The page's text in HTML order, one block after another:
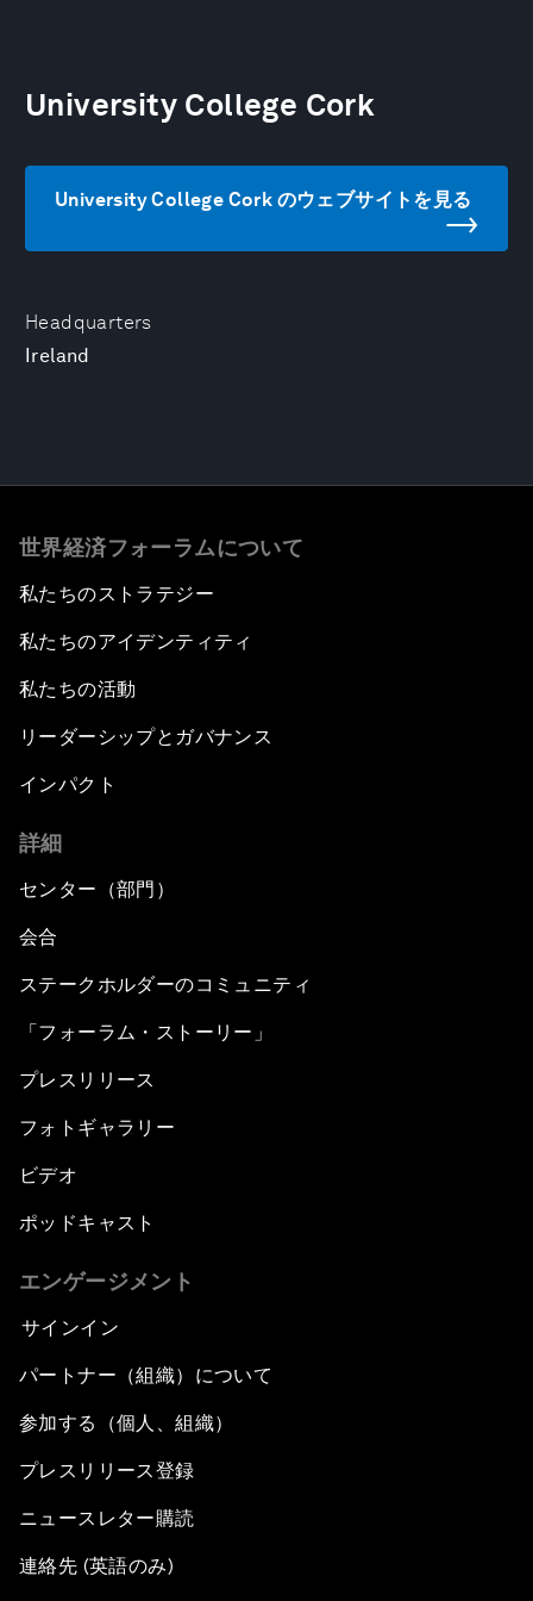
Headquarters
Ireland
University College Cork
University College Cork のウェブサイトを見る
世界経済フォーラムについて
私たちのストラテジー
私たちのアイデンティティ
私たちの活動
リーダーシップとガバナンス
インパクト
詳細
センター（部門）
会合
ステークホルダーのコミュニティ
「フォーラム・ストーリー」
プレスリリース
フォトギャラリー
ビデオ
ポッドキャスト
エンゲージメント
サインイン
パートナー（組織）について
参加する（個人、組織）
プレスリリース登録
ニュースレター購読
連絡先 (英語のみ)